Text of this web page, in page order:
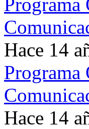
Hace 14
Programa
Hace 14